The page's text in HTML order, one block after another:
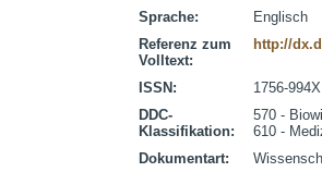
Sprache:
Englisch
Referenz zum
Volltext:
http://
ISSN:
1756-994X
DDC-
Klassifikation:
570 -
610 -
Dokumentart: